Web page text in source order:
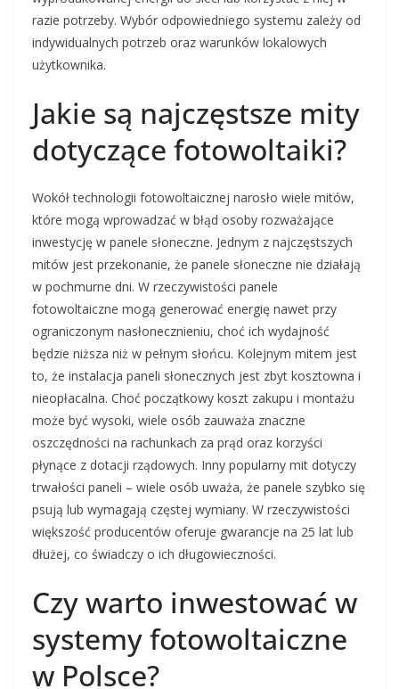
razie potrzeby. Wybór odpowiedniego systemu zależy od
indywidualnych potrzeb oraz warunków lokalowych
użytkownika.
Jakie są najczęstsze mity
dotyczące fotowoltaiki?
Wokół technologii fotowoltaicznej narosło wiele mitów,
które mogą wprowadzać w błąd osoby rozważające
inwestycję w panele słoneczne. Jednym z najczęstszych
mitów jest przekonanie, że panele słoneczne nie działają
w pochmurne dni. W rzeczywistości panele
fotowoltaiczne mogą generować energię nawet przy
ograniczonym nasłonecznieniu, choć ich wydajność
będzie niższa niż w pełnym słońcu. Kolejnym mitem jest
to, że instalacja paneli słonecznych jest zbyt kosztowna i
nieopłacalna. Choć początkowy koszt zakupu i montażu
może być wysoki, wiele osób zauważa znaczne
oszczędności na rachunkach za prąd oraz korzyści
płynące z dotacji rządowych. Inny popularny mit dotyczy
trwałości paneli – wiele osób uważa, że panele szybko się
psują lub wymagają częstej wymiany. W rzeczywistości
większość producentów oferuje gwarancje na 25 lat lub
dłużej, co świadczy o ich długowieczności.
Czy warto inwestować w
systemy fotowoltaiczne
w Polsce?